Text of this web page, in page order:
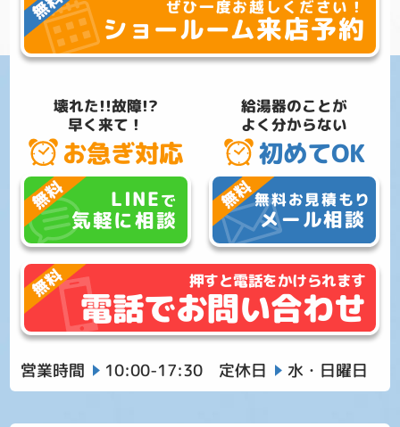
壊れた!!故障!?
早く来て！
お急ぎ対応
LINEで
気軽に相談
給湯器のことが
よく分からない
初めてOK
無料お見積もり
メール相談
ぜひ一度お越しください！
ショールーム来店予約
押すと電話をかけられます
電話でお問い合わせ
営業時間 10:00-17:30 定休日 水・日曜日